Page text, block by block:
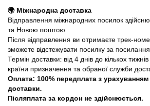
🌍 Міжнародна доставка
Відправлення міжнародних посилок
та Новою поштою.
Після відправлення ви отримаєте трек-
зможете відстежувати посилку за
Термін доставки: від 4 днів до кількох
країни призначення та обраної служби
Оплата: 100% передплата з урахуванням
доставки.
Післяплата за кордон не здійснюється.